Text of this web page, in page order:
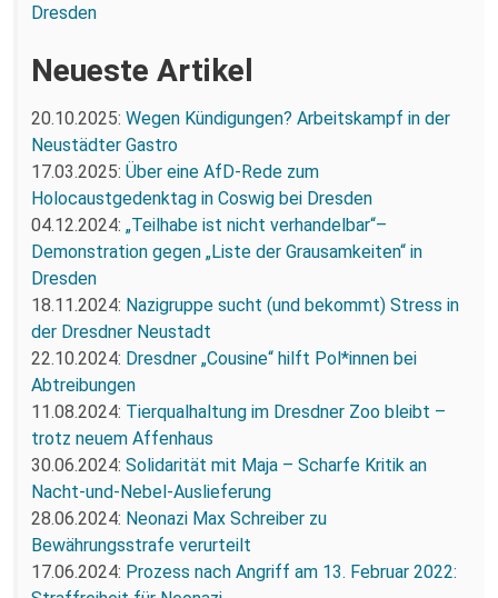
Dresden
Neueste Artikel
20.10.2025: Wegen Kündigungen? Arbeitskampf in der
Neustädter Gastro
17.03.2025: Über eine AfD-Rede zum
Holocaustgedenktag in Coswig bei Dresden
04.12.2024: „Teilhabe ist nicht verhandelbar“–
Demonstration gegen „Liste der Grausamkeiten“ in
Dresden
18.11.2024: Nazigruppe sucht (und bekommt) Stress in
der Dresdner Neustadt
22.10.2024: Dresdner „Cousine“ hilft Pol*innen bei
Abtreibungen
11.08.2024: Tierqualhaltung im Dresdner Zoo bleibt –
trotz neuem Affenhaus
30.06.2024: Solidarität mit Maja – Scharfe Kritik an
Nacht-und-Nebel-Auslieferung
28.06.2024: Neonazi Max Schreiber zu
Bewährungsstrafe verurteilt
17.06.2024: Prozess nach Angriff am 13. Februar 2022: